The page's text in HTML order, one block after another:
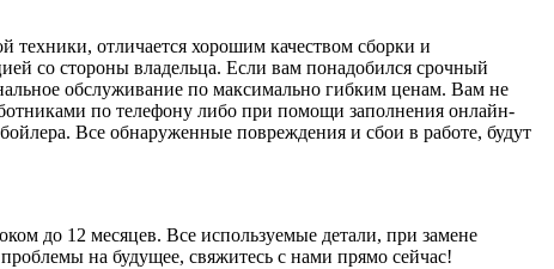
отличается хорошим качеством сборки и
со стороны владельца. Если вам понадобился срочный
обслуживание по максимально гибким ценам. Вам не
по телефону либо при помощи заполнения онлайн-
Все обнаруженные повреждения и сбои в работе, будут
до 12 месяцев. Все используемые детали, при замене
на будущее, свяжитесь с нами прямо сейчас!